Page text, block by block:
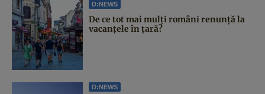
D:NEWS
De ce tot mai mulți români renunță la
vacanțele în țară?
D:NEWS